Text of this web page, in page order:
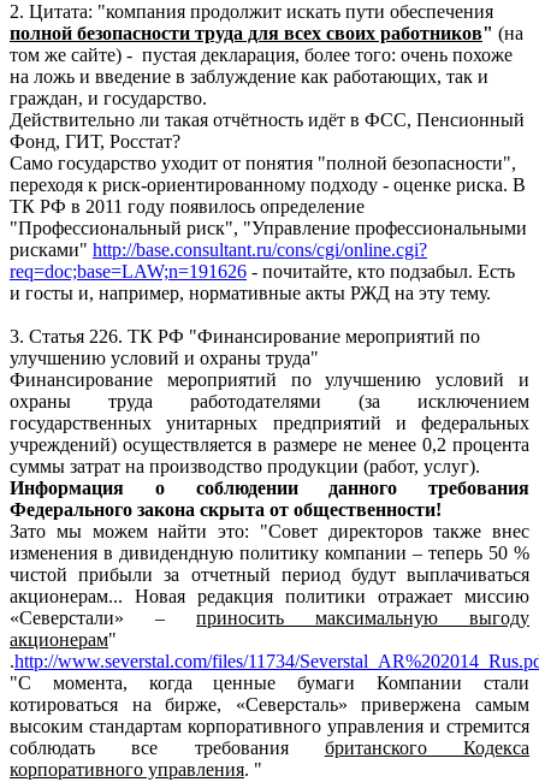
2. Цитата: "компания продолжит искать пути обеспечения
полной безопасности труда для всех своих работников" (на
том же сайте) - пустая декларация, более того: очень похоже
на ложь и введение в заблуждение как работающих, так и
граждан, и государство.
Действительно ли такая отчётность идёт в ФСС, Пенсионный
Фонд, ГИТ, Росстат?
Само государство уходит от понятия "полной безопасности",
переходя к риск-ориентированному подходу - оценке риска. В
ТК РФ в 2011 году появилось определение
"Профессиональный риск", "Управление профессиональными
рисками" http://base.consultant.ru/cons/cgi/online.cgi?
req=doc;base=LAW;n=191626 - почитайте, кто подзабыл. Есть
и госты и, например, нормативные акты РЖД на эту тему.
3. Статья 226. ТК РФ "Финансирование мероприятий по
улучшению условий и охраны труда"
Финансирование мероприятий по улучшению условий и
охраны труда работодателями (за исключением
государственных унитарных предприятий и федеральных
учреждений) осуществляется в размере не менее 0,2 процента
суммы затрат на производство продукции (работ, услуг).
Информация о соблюдении данного требования
Федерального закона скрыта от общественности!
Зато мы можем найти это: "Совет директоров также внес
изменения в дивидендную политику компании – теперь 50 %
чистой прибыли за отчетный период будут выплачиваться
акционерам... Новая редакция политики отражает миссию
«Северстали» – приносить максимальную выгоду
акционерам"
.http://www.severstal.com/files/11734/
"С момента, когда ценные бумаги Компании стали
котироваться на бирже, «Северсталь» привержена самым
высоким стандартам корпоративного управления и стремится
соблюдать все требования британского Кодекса
корпоративного управления. "